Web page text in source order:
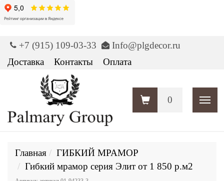
+7 (915) 109-03-33
Info@plgdecor.ru
Доставка
Контакты Оплата
0
Главная
ГИБКИЙ МРАМОР
Гибкий мрамор серия Элит от 1 850 р.м2